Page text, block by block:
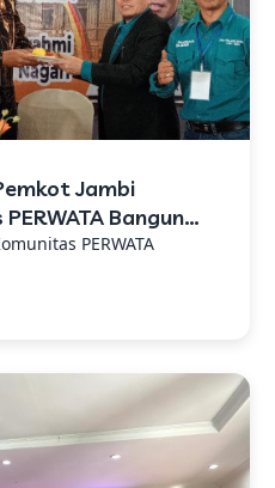
Jambi
Bangun
PERWATA